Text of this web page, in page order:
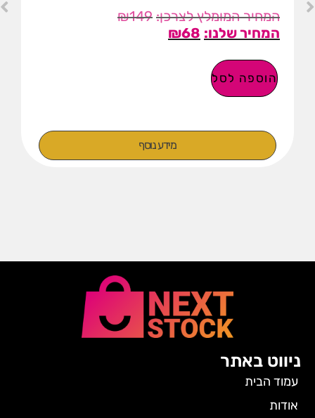
₪149
₪68
הוספה לסל
מידע נוסף
ניווט באתר
עמוד הבית
אודות